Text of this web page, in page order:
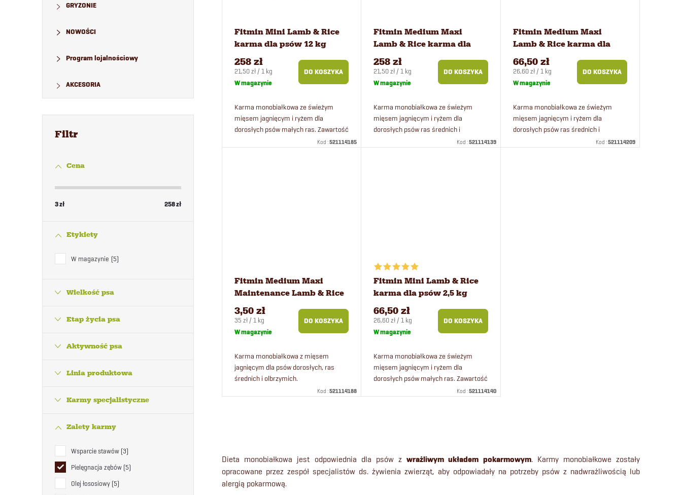
GRYZONIE
NOWOŚCI
Program lojalnościowy
AKCESORIA
Cena
3zł 258zł
Etykiety
W magazynie 5
Wielkość psa
Etap życia psa
Aktywność psa
Linia produktowa
Karmy specjalistyczne
Zalety karmy
Wsparcie stawów 3
Pielęgnacja zębów 5
Olej łososiowy 5
w
Fitmin Mini Lamb & Rice
karma dla psów 12 kg
258 zł
Cena
jednostkowa:
21,50 zł / 1 kg
W magazynie
DO KOSZYKA
Karma monobiałkowa ze świeżym
mięsem jagnięcym i ryżem dla
dorosłych psów małych ras. Zawartość
Kod :521114185
Fitmin Medium Maxi
Lamb & Rice karma dla
psów 12 kg
258 zł
Cena
jednostkowa:
21,50 zł / 1 kg
W magazynie
DO KOSZYKA
Karma monobiałkowa ze świeżym
mięsem jagnięcym i ryżem dla
dorosłych psów ras średnich i
olbrzymich. Zawartość świeżego mięsa
Kod :521114139
Fitmin Medium Maxi
Lamb & Rice karma dla
psów 2,5 kg
66,50 zł
Cena
jednostkowa:
26,60 zł / 1 kg
W magazynie
DO KOSZYKA
Karma monobiałkowa ze świeżym
mięsem jagnięcym i ryżem dla
dorosłych psów ras średnich i
olbrzymich. Zawartość świeżego mięsa
Kod :521114209
Fitmin Medium Maxi
Maintenance Lamb & Rice
karma dla psów 100 g
3,50 zł
Cena
jednostkowa:
35 zł / 1 kg
W magazynie
DO KOSZYKA
Karma monobiałkowa z mięsem
jagnięcym dla psów dorosłych, ras
średnich i olbrzymich.
Kod :521114188
Fitmin Mini Lamb & Rice
karma dla psów 2,5 kg
66,50 zł
Cena
jednostkowa:
26,60 zł / 1 kg
W magazynie
DO KOSZYKA
Karma monobiałkowa ze świeżym
mięsem jagnięcym i ryżem dla
dorosłych psów małych ras. Zawartość
Kod :521114140
o
n
Dieta monobiałkowa jest odpowiednia dla psów zwrażliwym układem pokarmowym. Karmy monobiałkowe zostały
opracowane przez zespół specjalistów ds. żywienia zwierząt, aby odpowiadały na potrzeby psów z nadwrażliwością lub
alergią pokarmową.